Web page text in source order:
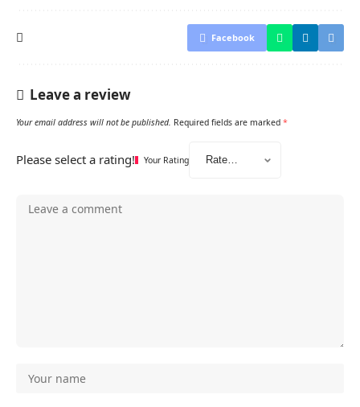
Facebook
Leave a review
Your email address will not be published. Required fields are marked *
Please select a rating! Your Rating